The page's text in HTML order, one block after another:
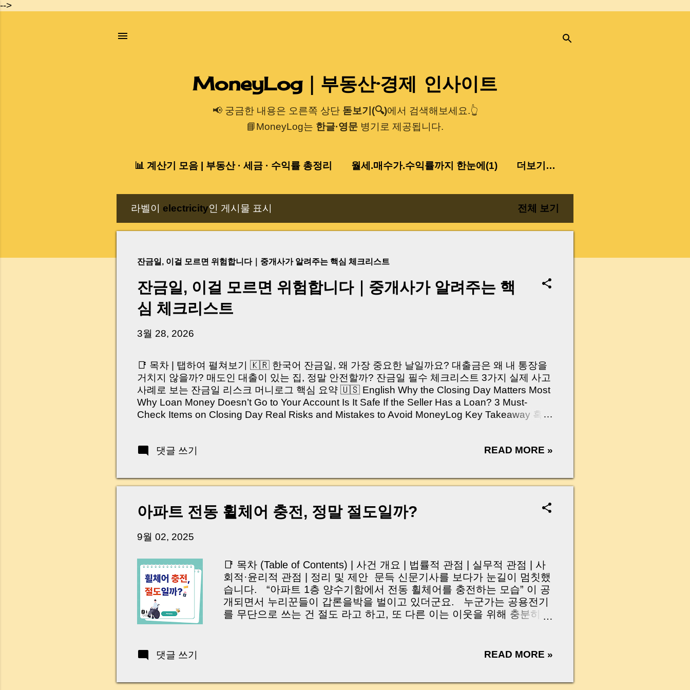
-->
기본 콘텐츠로 건너뛰기
MoneyLog｜부동산·경제 인사이트
📢 궁금한 내용은 오른쪽 상단돋보기(🔍)에서 검색해보세요.👆
📘MoneyLog는 한글·영문 병기로 제공됩니다.
📊 계산기 모음 | 부동산 · 세금 · 수익률 총정리 월세.매수가.수익률까지 한눈에(1) 더보기…
라벨이 electricity인 게시물 표시 전체 보기
잔금일, 이걸 모르면 위험합니다｜중개사가 알려주는 핵심 체크리스트
잔금일, 이걸 모르면 위험합니다｜중개사가 알려주는 핵
심 체크리스트
3월 28, 2026
📑 목차 | 탭하여 펼쳐보기 🇰🇷 한국어 잔금일, 왜 가장 중요한 날일까요? 대출금은 왜 내 통장을
거치지 않을까? 매도인 대출이 있는 집, 정말 안전할까? 잔금일 필수 체크리스트 3가지 실제 사고
사례로 보는 잔금일 리스크 머니로그 핵심 요약 🇺🇸 English Why the Closing Day Matters Most
Why Loan Money Doesn’t Go to Your Account Is It Safe If the Seller Has a Loan? 3 Must-
Check Items on Closing Day Real Risks and Mistakes to Avoid MoneyLog Key Takeaway 혹시
억 원이 한 번에 움직이는 가장 긴장되는 순간 입니다. 실제로 제가 중개 현장에서 겪었던 일입니
황이 있었습니다. 또 어떤 분은 이렇게 말씀하십니다. “내 대출인데 왜 내 통장으로 안 들어오죠?”
“매도인이 대출 안 갚고 도망가면 어떡하죠?” 이 모든 불안, 사실은 ‘구조’를 몰라서 생기는 걱정입
꼭 준비해야 하는지 중개 실무 기준으로 아주 쉽게 풀어드리겠습니다. 이 글 하나만 제대로 이해
Introduction (Tap to expand) Have you ever thought like this? “Closing day…...
댓글 쓰기 READ MORE »
아파트 전동 휠체어 충전, 정말 절도일까?
9월 02, 2025
📑 목차 (Table of Contents) | 사건 개요 | 법률적 관점 | 실무적 관점 | 사
회적·윤리적 관점 | 정리 및 제안 문득 신문기사를 보다가 눈길이 멈칫했
습니다. “아파트 1층 양수기함에서 전동 휠체어를 충전하는 모습” 이 공
개되면서 누리꾼들이 갑론을박을 벌이고 있더군요. 누군가는 공용전기
를 무단으로 쓰는 건 절도 라고 하고, 또 다른 이는 이웃을 위해 충분히
요?" 사실 요즘은 전기를 충전해야 하는 생활도구 들이 정말 많습니다.
댓글 쓰기 READ MORE »